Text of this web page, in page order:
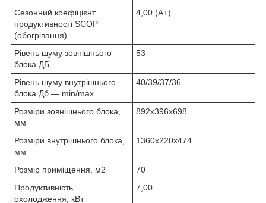
Сезонний коефіцієнт
продуктивності SCOP
(обогрівання)
4,00 (А+)
Рівень шуму зовнішнього
блока ДБ
53
Рівень шуму внутрішнього
блока Дб — min/max
40/39/37/36
Розміри зовнішнього блока,
мм
892x396x698
Розміри внутрішнього блока,
мм
1360x220x474
Розмір приміщення, м2
70
Продуктивність
охолодження, кВт
7,00